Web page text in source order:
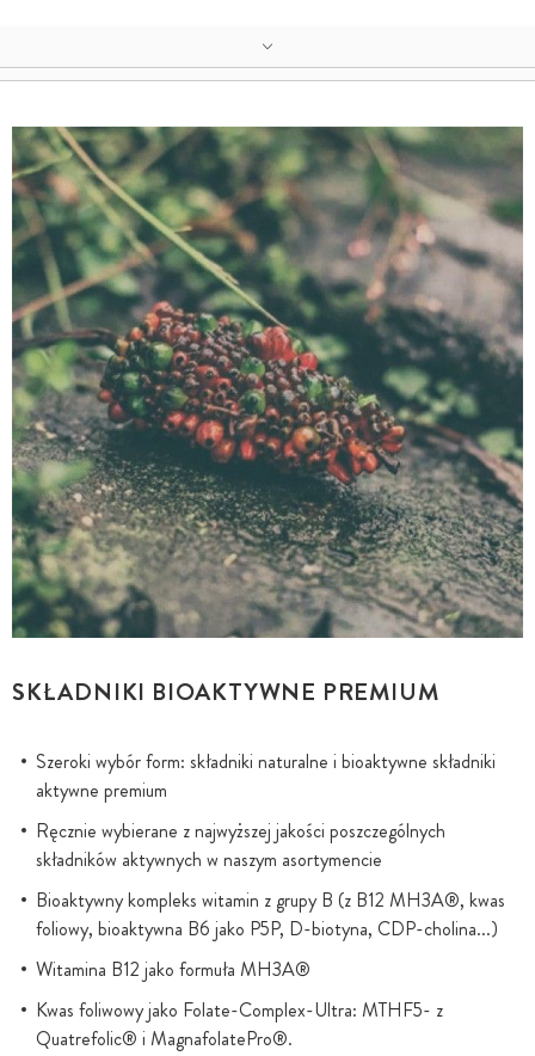
SKŁADNIKI BIOAKTYWNE PREMIUM
Szeroki wybór form: składniki naturalne i bioaktywne składniki
aktywne premium
Ręcznie wybierane z najwyższej jakości poszczególnych
składników aktywnych w naszym asortymencie
Bioaktywny kompleks witamin z grupy B (z B12 MH3A®, kwas
foliowy, bioaktywna B6 jako P5P, D-biotyna, CDP-cholina...)
Witamina B12 jako formuła MH3A®
Kwas foliwowy jako Folate-Complex-Ultra: MTHF5- z
Quatrefolic® i MagnafolatePro®.